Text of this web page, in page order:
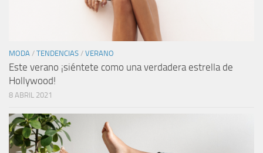
MODA / TENDENCIAS / VERANO
Este verano ¡siéntete como una verdadera estrella de
Hollywood!
8 ABRIL 2021